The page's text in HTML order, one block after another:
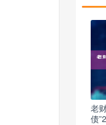
老
债